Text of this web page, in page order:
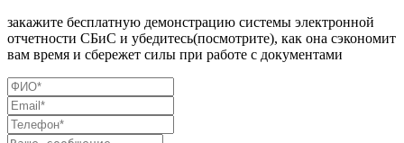
закажите бесплатную демонстрацию системы электронной
отчетности СБиС и убедитесь(посмотрите), как она сэкономит
вам время и сбережет силы при работе с документами